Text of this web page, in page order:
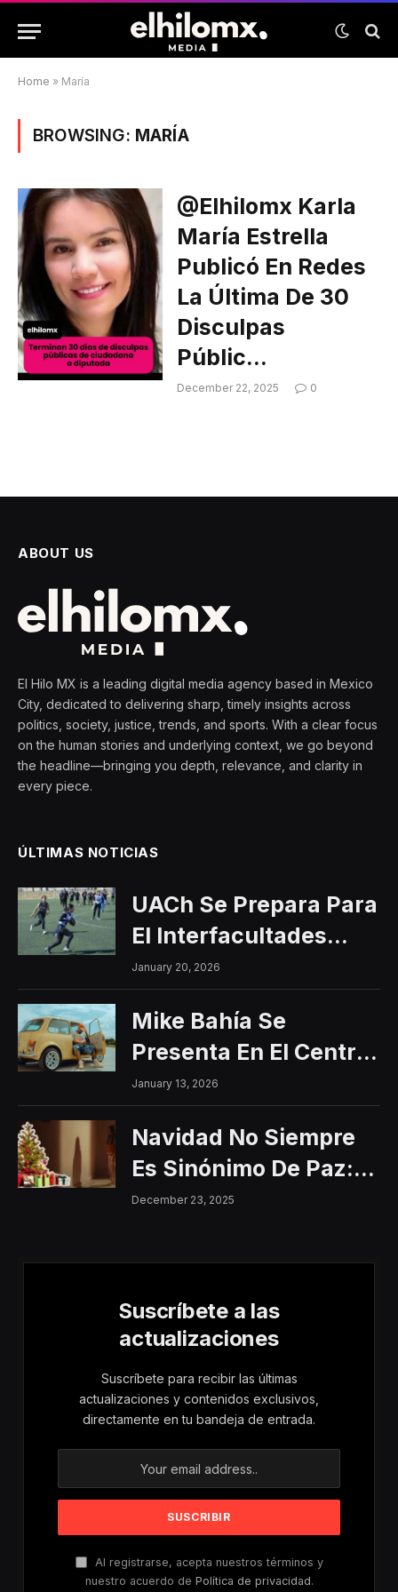
Home » María
BROWSING: MARÍA
@elhilomx Karla
María Estrella
Publicó En Redes
La Última De 30
Disculpas
Públic…
December 22, 2025 0
ABOUT US
El Hilo MX is a leading digital media agency based in Mexico
City, dedicated to delivering sharp, timely insights across
politics, society, justice, trends, and sports. With a clear focus
on the human stories and underlying context, we go beyond
the headline—bringing you depth, relevance, and clarity in
every piece.
ÚLTIMAS NOTICIAS
UACh Se Prepara Para
El Interfacultades
2026
January 20, 2026
Mike Bahía Se
Presenta En El Centro
Histórico Con Un
Concierto Gratuito
January 13, 2026
Navidad No Siempre
Es Sinónimo De Paz:
Aumentan Los
Para Mujeres Y Niñas
December 23, 2025
Suscríbete a las
actualizaciones
Suscríbete para recibir las últimas
actualizaciones y contenidos exclusivos,
directamente en tu bandeja de entrada.
Al registrarse, acepta nuestros términos y
nuestro acuerdo de Política de privacidad.